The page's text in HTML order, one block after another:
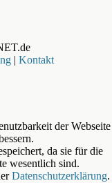
| Kontakt
der Webseite
da sie für die
wesentlich sind.
Datenschutzerklärung.